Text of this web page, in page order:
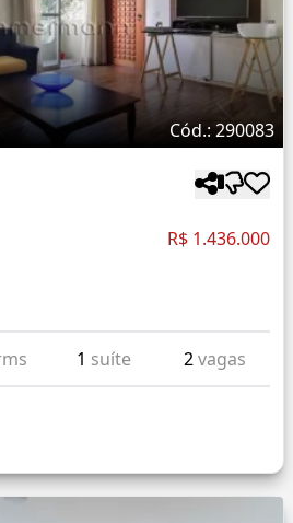
Cód.: 290083
R$ 1.436.000
1 suíte 2vagas